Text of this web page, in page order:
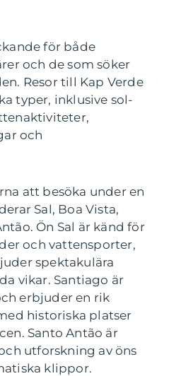
för både
och de som söker
Resor till Kap Verde
typer, inklusive sol-
och
att besöka under en
Sal, Boa Vista,
Ön Sal är känd för
och vattensporter,
spektakulära
vikar. Santiago är
erbjuder en rik
historiska platser
Santo Antão är
utforskning av öns
klippor.